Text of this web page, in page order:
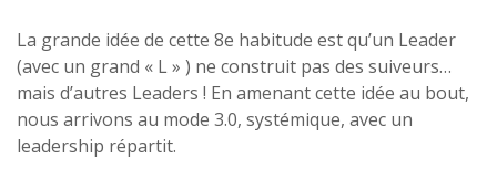
La grande idée de cette 8e habitude est qu’un Leader
(avec un grand « L » ) ne construit pas des suiveurs…
mais d’autres Leaders ! En amenant cette idée au bout,
nous arrivons au mode 3.0, systémique, avec un
leadership répartit.